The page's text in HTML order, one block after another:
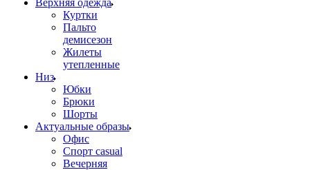
Верхняя одежда
Куртки
Пальто
демисезон
Жилеты
утепленные
Низ
Юбки
Брюки
Шорты
Актуальные образы
Офис
Спорт casual
Вечерняя